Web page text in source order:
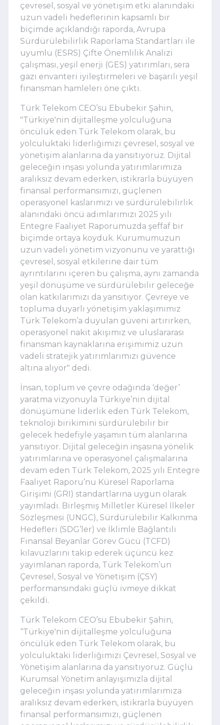
çevresel, sosyal ve yönetişim etki alanındaki
uzun vadeli hedeflerinin kapsamlı bir
biçimde açıklandığı raporda, Avrupa
Sürdürülebilirlik Raporlama Standartları ile
uyumlu (ESRS) Çifte Önemlilik Analizi
çalışması, yeşil enerji (GES) yatırımları, sera
gazı envanteri iyileştirmeleri ve başarılı yeşil
finansman hamleleri öne çıktı.
Türk Telekom CEO’su Ebubekir Şahin,
"Türkiye'nin dijitalleşme yolculuğuna
öncülük eden Türk Telekom olarak, bu
yolculuktaki liderliğimizi çevresel, sosyal ve
yönetişim alanlarına da yansıtıyoruz. Dijital
geleceğin inşası yolunda yatırımlarımıza
aralıksız devam ederken, istikrarla büyüyen
finansal performansımızı, güçlenen
operasyonel kaslarımızı ve sürdürülebilirlik
alanındaki öncü adımlarımızı 2025 yılı
Entegre Faaliyet Raporumuzda şeffaf bir
biçimde ortaya koyduk. Kurumumuzun
uzun vadeli yönetim vizyonunu ve yarattığı
çevresel, sosyal etkilerine dair tüm
ayrıntılarını içeren bu çalışma, aynı zamanda
yeşil dönüşüme ve sürdürülebilir geleceğe
olan katkılarımızı da yansıtıyor. Çevreye ve
topluma duyarlı yönetişim yaklaşımımız
Türk Telekom’a duyulan güveni artırırken,
operasyonel nakit akışımız ve uluslararası
finansman kaynaklarına erişimimiz uzun
vadeli stratejik yatırımlarımızı güvence
altına alıyor" dedi.
İnsan, toplum ve çevre odağında ‘değer’
yaratma vizyonuyla Türkiye’nin dijital
dönüşümüne liderlik eden Türk Telekom,
teknoloji birikimini sürdürülebilir bir
gelecek hedefiyle yaşamın tüm alanlarına
yansıtıyor. Dijital geleceğin inşasına yönelik
yatırımlarına ve operasyonel çalışmalarına
devam eden Türk Telekom, 2025 yılı Entegre
Faaliyet Raporu’nu Küresel Raporlama
Girişimi (GRI) standartlarına uygun olarak
yayımladı. Birleşmiş Milletler Küresel İlkeler
Sözleşmesi (UNGC), Sürdürülebilir Kalkınma
Hedefleri (SDG’ler) ve İklimle Bağlantılı
Finansal Beyanlar Görev Gücü (TCFD)
kılavuzlarını takip ederek üçüncü kez
yayımlanan raporda, Türk Telekom’un
Çevresel, Sosyal ve Yönetişim (ÇSY)
performansındaki güçlü ivmeye dikkat
çekildi.
Türk Telekom CEO’su Ebubekir Şahin,
“Türkiye'nin dijitalleşme yolculuğuna
öncülük eden Türk Telekom olarak, bu
yolculuktaki liderliğimizi Çevresel, Sosyal ve
Yönetişim alanlarına da yansıtıyoruz. Güçlü
Kurumsal Yönetim anlayışımızla dijital
geleceğin inşası yolunda yatırımlarımıza
aralıksız devam ederken, istikrarla büyüyen
finansal performansımızı, güçlenen